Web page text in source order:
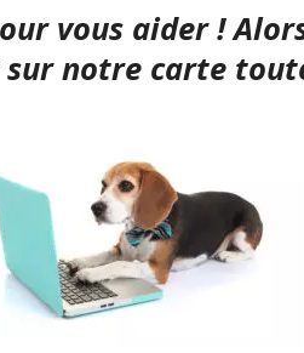
vous aider !
notre carte